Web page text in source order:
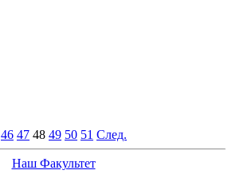
46 47 48 49 50 51 След.
Наш Факультет